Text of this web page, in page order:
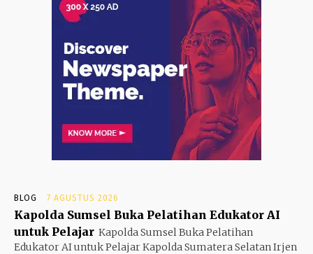
BLOG 7 AGUSTUS 2026
Kapolda Sumsel Buka Pelatihan Edukator AI
untuk Pelajar Kapolda Sumsel Buka Pelatihan
Edukator AI untuk Pelajar Kapolda Sumatera Selatan Irjen